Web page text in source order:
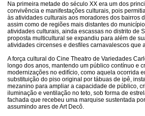
Na primeira metade do século XX era um dos
convivência e manifestações culturais, pois
às atividades culturais aos moradores dos bairros
assim como de regiões mais distantes do
atividades culturais, ainda escassas no distrito de
proposta multicultural se expandiu para além de
atividades circenses e desfiles carnavalescos que
A força cultural do Cine Theatro de Variedades
longo dos anos, mantendo um público contínuo e
modernizações no edifício, como aquela ocorrida
substituição do piso original por tábuas de ipê,
mezanino para ampliar a capacidade de público,
iluminação e ventilação no teto, sob forma de
fachada que recebeu uma marquise sustentada
assumindo ares de Art Decô.